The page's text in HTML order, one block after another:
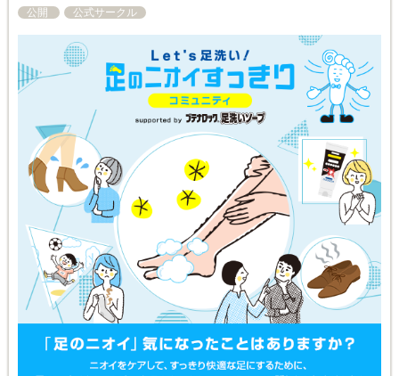
公開 公式サークル